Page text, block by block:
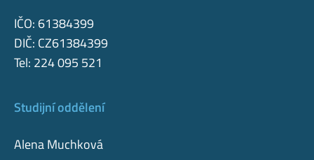
IČO: 61384399
DIČ: CZ61384399
Tel: 224 095 521
Studijní oddělení
Alena Muchková